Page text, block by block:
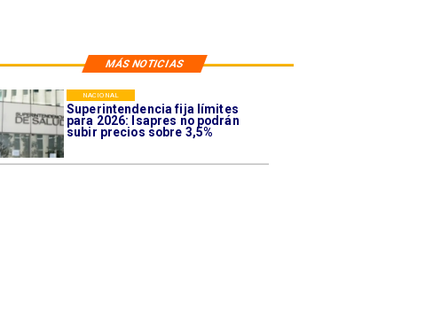
MÁS NOTICIAS
Superintendencia fija límites
para 2026: Isapres no podrán
subir precios sobre 3,5%
NACIONAL